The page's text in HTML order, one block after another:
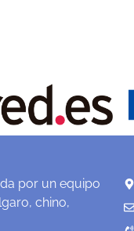
por un equipo
chino,